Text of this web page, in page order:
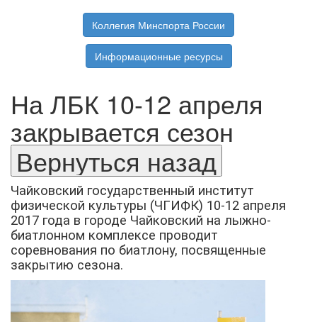
Коллегия Минспорта России
Информационные ресурсы
На ЛБК 10-12 апреля
закрывается сезон
Чайковский государственный институт
физической культуры (ЧГИФК) 10-12 апреля
2017 года в городе Чайковский на лыжно-
биатлонном комплексе проводит
соревнования по биатлону, посвященные
закрытию сезона.